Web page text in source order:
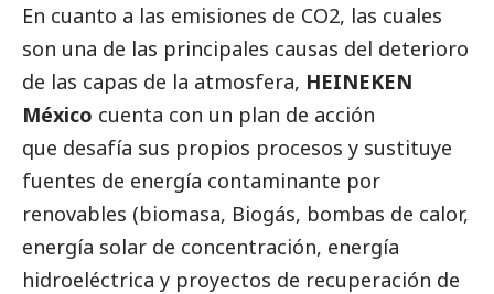
En cuanto a las emisiones de CO2, las cuales
son una de las principales causas del deterioro
de las capas de la atmosfera, HEINEKEN
México cuenta con un plan de acción
que desafía sus propios procesos y sustituye
fuentes de energía contaminante por
renovables (biomasa, Biogás, bombas de calor,
energía solar de concentración, energía
hidroeléctrica y proyectos de recuperación de